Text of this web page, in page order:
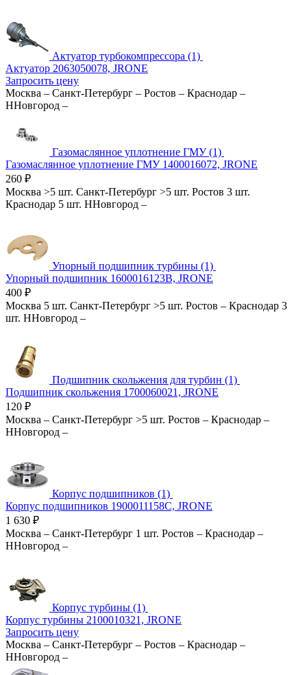
Актуатор турбокомпрессора (1)
Актуатор 2063050078, JRONE
Запросить цену
Москва – Санкт-Петербург – Ростов – Краснодар –
ННовгород –
Газомаслянное уплотнение ГМУ (1)
Газомаслянное уплотнение ГМУ 1400016072, JRONE
260 ₽
Москва >5 шт. Санкт-Петербург >5 шт. Ростов 3 шт.
Краснодар 5 шт. ННовгород –
Упорный подшипник турбины (1)
Упорный подшипник 1600016123B, JRONE
400 ₽
Москва 5 шт. Санкт-Петербург >5 шт. Ростов – Краснодар 3
шт. ННовгород –
Подшипник скольжения для турбин (1)
Подшипник скольжения 1700060021, JRONE
120 ₽
Москва – Санкт-Петербург >5 шт. Ростов – Краснодар –
ННовгород –
Корпус подшипников (1)
Корпус подшипников 1900011158C, JRONE
1 630 ₽
Москва – Санкт-Петербург 1 шт. Ростов – Краснодар –
ННовгород –
Корпус турбины (1)
Корпус турбины 2100010321, JRONE
Запросить цену
Москва – Санкт-Петербург – Ростов – Краснодар –
ННовгород –